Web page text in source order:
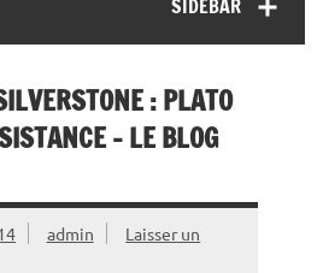
MG F, MG A, Midget…)SIDEBAR
: PLATO
– LE BLOG
admin
Laisser un